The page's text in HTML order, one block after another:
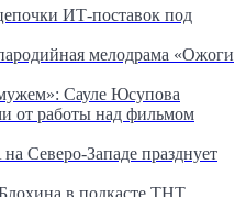
ИТ-поставок под
мелодрама «Ожоги
Сауле Юсупова
от работы над фильмом
Северо-Западе празднует
в подкасте ТНТ